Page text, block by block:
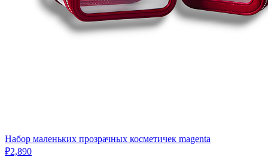
Набор маленьких прозрачных косметичек magenta
₽2,890